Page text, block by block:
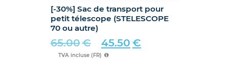
[-30%] Sac de transport pour
petit télescope (STELESCOPE
70 ou autre)
65.00€
Le
45.50 €
Le
TVA incluse (FR)